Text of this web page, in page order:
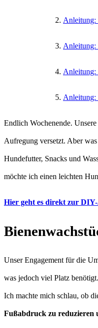
Anleitung:
Anleitung:
Anleitung:
Anleitung:
Endlich Wochenende.
Aufregung versetzt. Aber
Hundefutter, Snacks und
möchte ich einen leichten
Hier geht es direkt zur
Unser Engagement für die
was jedoch viel Platz
Ich machte mich schlau, ob
Fußabdruck zu reduzieren